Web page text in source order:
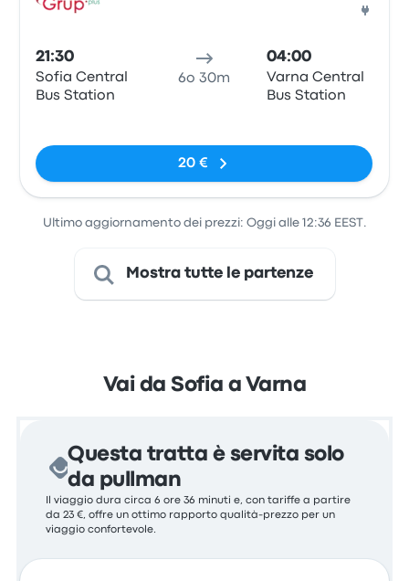
21:30
Sofia Central
Bus Station
6o 30m
04:00
Varna Central
Bus Station
20 €
Ultimo aggiornamento dei prezzi: Oggi alle 12:36 EEST.
Mostra tutte le partenze
Vai da Sofia a Varna
Questa tratta è servita solo
da pullman
Il viaggio dura circa 6 ore 36 minuti e, con tariffe a partire
da 23 €, offre un ottimo rapporto qualità-prezzo per un
viaggio confortevole.